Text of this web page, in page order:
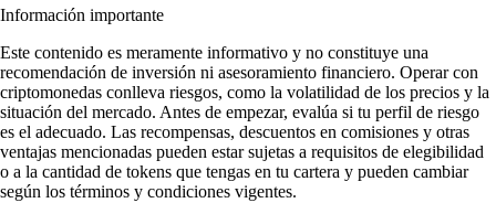
Información importante
Este contenido es meramente informativo y no constituye una
recomendación de inversión ni asesoramiento financiero. Operar con
criptomonedas conlleva riesgos, como la volatilidad de los precios y la
situación del mercado. Antes de empezar, evalúa si tu perfil de riesgo
es el adecuado. Las recompensas, descuentos en comisiones y otras
ventajas mencionadas pueden estar sujetas a requisitos de elegibilidad
o a la cantidad de tokens que tengas en tu cartera y pueden cambiar
según los términos y condiciones vigentes.